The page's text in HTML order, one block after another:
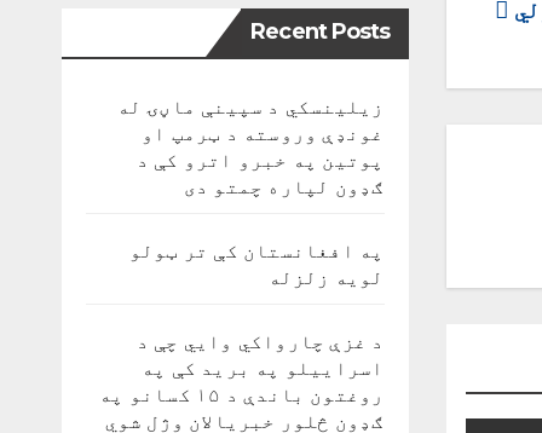
Recent Posts
زیلینسکي د سپینې ماڼۍ له
غونډې وروسته د ټرمپ او
پوتین په خبرو اترو کې د
ګډون لپاره چمتو دی
په افغانستان کې تر ټولو
لویه زلزله
د غزې چارواکي وايي چې د
اسراییلو په برید کې په
روغتون باندې د ۱۵ کسانو په
ګډون څلور خبریالان وژل شوي